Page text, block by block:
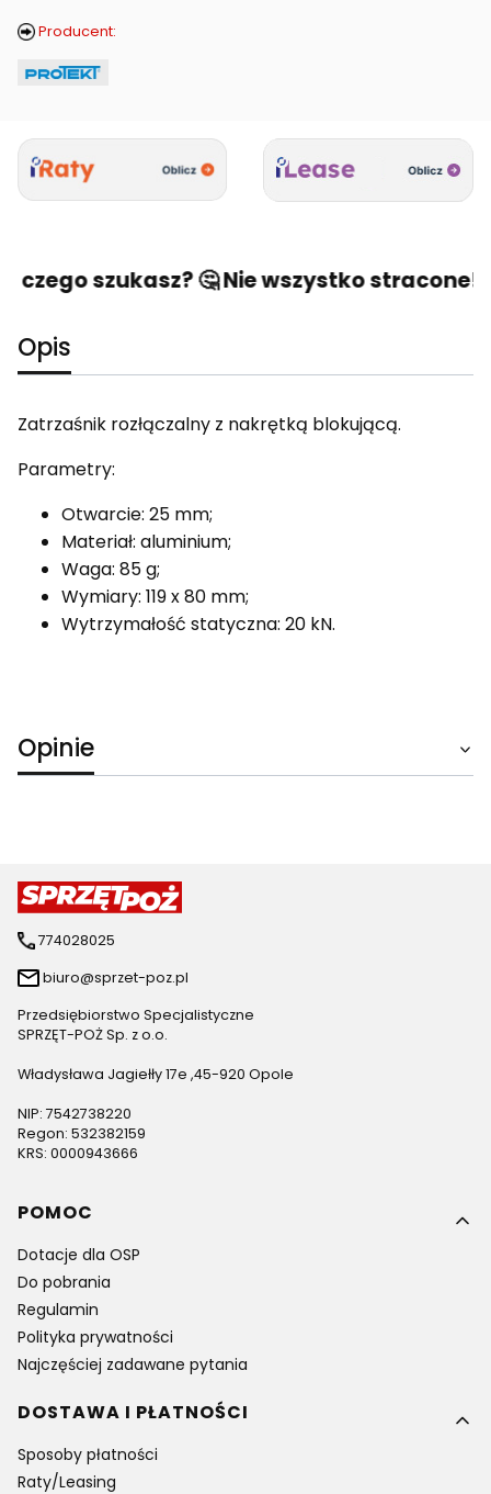
Producent:
czego szukasz? 🤔 Nie wszystko stracone!
Opis
Zatrzaśnik rozłączalny z nakrętką blokującą.
Parametry:
Otwarcie: 25 mm;
Materiał: aluminium;
Waga: 85 g;
Wymiary: 119 x 80 mm;
Wytrzymałość statyczna: 20 kN.
Opinie
774028025
biuro@sprzet-poz.pl
Przedsiębiorstwo Specjalistyczne
SPRZĘT-POŻ Sp. z o.o.
Władysława Jagiełły 17e ,45-920 Opole
NIP: 7542738220
Regon: 532382159
KRS: 0000943666
Linki w stopce
POMOC
Dotacje dla OSP
Do pobrania
Regulamin
Polityka prywatności
Najczęściej zadawane pytania
DOSTAWA I PŁATNOŚCI
Sposoby płatności
Raty/Leasing